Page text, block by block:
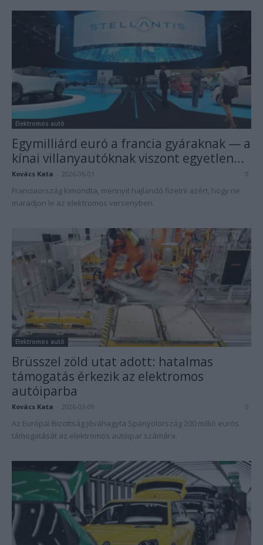
Elektromos autó
Egymilliárd euró a francia gyáraknak — a
kínai villanyautóknak viszont egyetlen...
Kovács Kata 2026-06-01 0
Franciaország kimondta, mennyit hajlandó fizetni azért, hogy ne
maradjon le az elektromos versenyben.
Elektromos autó
Brüsszel zöld utat adott: hatalmas
támogatás érkezik az elektromos
autóiparba
Kovács Kata 2026-03-09 0
Az Európai Bizottság jóváhagyta Spanyolország 200 millió eurós
támogatását az elektromos autóipar számára.